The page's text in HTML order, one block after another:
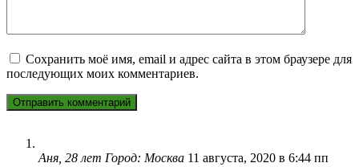
Сохранить моё имя, email и адрес сайта в этом браузере для
последующих моих комментариев.
Аня, 28 лет Город: Москва 11 августа, 2020 в 6:44 пп